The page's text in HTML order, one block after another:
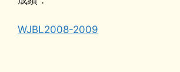
WJBL2008-2009